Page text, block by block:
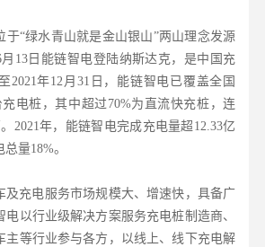
于“绿水青山就是金山银山”两山理念发源
13日能链智电登陆纳斯达克，是中国充
2021年12月31日，能链智电已覆盖全国
充电桩，其中超过70%为直流快充桩，连
2021年，能链智电完成充电量超12.33亿
量18%。
及充电服务市场规模大、增速快，具备广
电以行业级解决方案服务充电桩制造商、
主等行业参与各方，以线上、线下充电解